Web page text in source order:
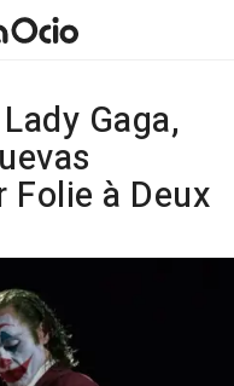
Gaga,
à Deux